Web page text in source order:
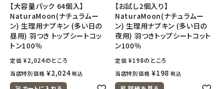
【大容量パック 64個入】
NaturaMoon(ナチュラムー
ン) 生理用ナプキン (多い日の
昼用) 羽つき トップシートコッ
トン100％
定価 ¥2,024のところ
当店特別価格 ¥2,024 税込
【お試し2個入り】
NaturaMoon(ナチュラムー
ン) 生理用ナプキン (多い日の
夜用) 羽つきトップシートコット
ン100％
定価 ¥198のところ
当店特別価格 ¥198 税込